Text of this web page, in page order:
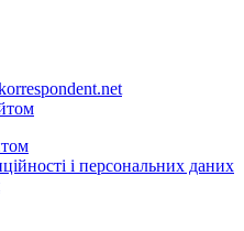
і персональних даних